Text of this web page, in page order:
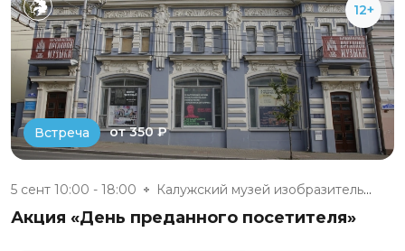
12+
Встреча от 350 ₽
5 сент 10:00 - 18:00 Калужский музей изобразительны...
Акция «День преданного посетителя»